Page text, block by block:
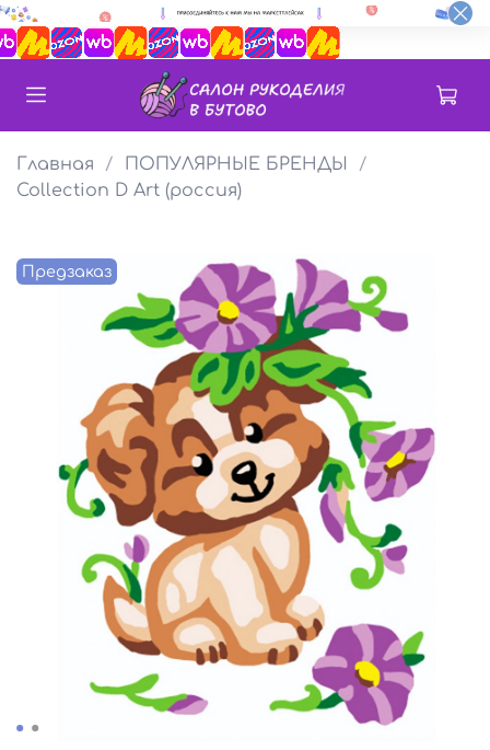
Главная
ПОПУЛЯРНЫЕ БРЕНДЫ
Collection D Art (россия)
Предзаказ